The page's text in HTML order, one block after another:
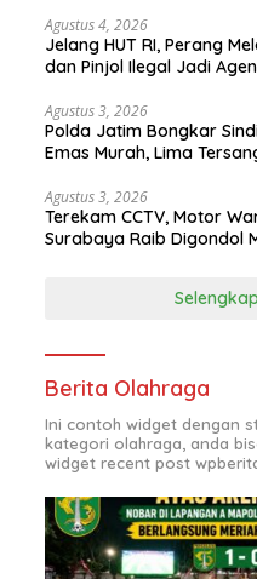
Agustus 4, 2026
Jelang HUT RI, Perang
dan Pinjol Ilegal Jadi
Agustus 3, 2026
Polda Jatim Bongkar
Emas Murah, Lima
Agustus 3, 2026
Terekam CCTV, Motor
Surabaya Raib Digondol
Berita Olahraga
Ini contoh widget dengan
kategori olahraga, anda
widget recent post